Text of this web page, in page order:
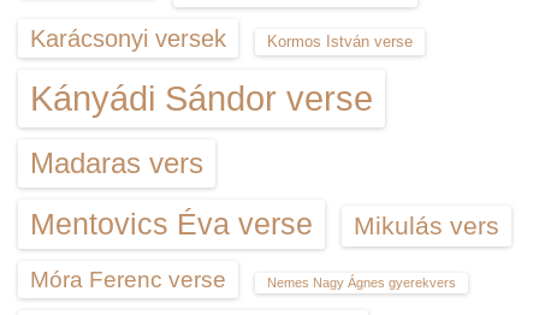
Karácsonyi versek Kormos István verse
Kányádi Sándor verse
Madaras vers
Mentovics Éva verse Mikulás vers
Móra Ferenc verse Nemes Nagy Ágnes gyerekvers